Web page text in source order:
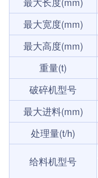
最大宽度(mm)
最大高度(mm)
重量(t)
破碎机型号
最大进料(mm)
处理量(t/h)
给料机型号